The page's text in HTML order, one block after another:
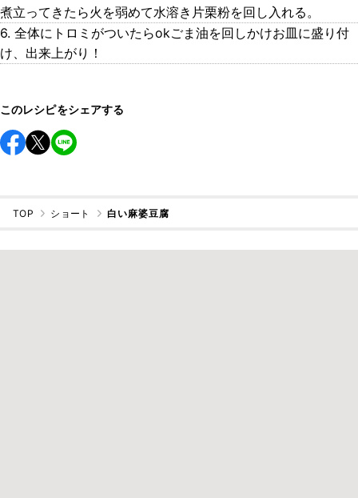
煮立ってきたら火を弱めて水溶き片栗粉を回し入れる。
6. 全体にトロミがついたらokごま油を回しかけお皿に盛り付
け、出来上がり！
このレシピをシェアする
TOP ショート 白い麻婆豆腐